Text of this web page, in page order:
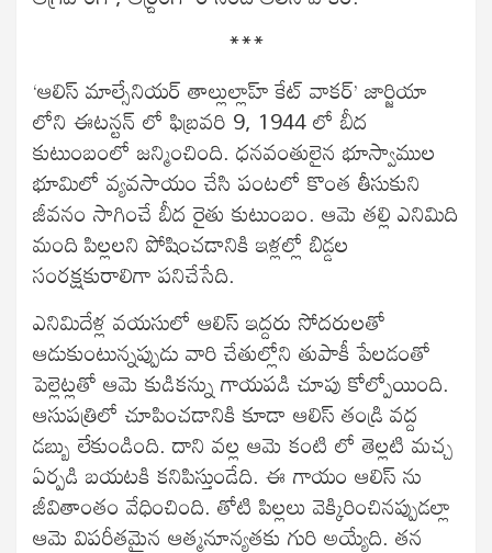
***
‘ఆలిస్ మాల్సేనియర్ తాల్లుల్లాహ్ కేట్ వాకర్’ జార్జియా
లోని ఈటన్టన్ లో ఫిబ్రవరి 9, 1944 లో బీద
కుటుంబంలో జన్మించింది. ధనవంతులైన భూస్వాముల
భూమిలో వ్యవసాయం చేసి పంటలో కొంత తీసుకుని
జీవనం సాగించే బీద రైతు కుటుంబం. ఆమె తల్లి ఎనిమిది
మంది పిల్లలని పోషించడానికి ఇళ్లల్లో బిడ్డల
సంరక్షకురాలిగా పనిచేసేది.
ఎనిమిదేళ్ల వయసులో ఆలిస్ ఇద్దరు సోదరులతో
ఆడుకుంటున్నప్పుడు వారి చేతుల్లోని తుపాకీ పేలడంతో
పెల్లెట్లతో ఆమె కుడికన్ను గాయపడి చూపు కోల్పోయింది.
ఆసుపత్రిలో చూపించడానికి కూడా ఆలిస్ తండ్రి వద్ద
డబ్బు లేకుండింది. దాని వల్ల ఆమె కంటి లో తెల్లటి మచ్చ
ఏర్పడి బయటకి కనిపిస్తుండేది. ఈ గాయం ఆలిస్ ను
జీవితాంతం వేధించింది. తోటి పిల్లలు వెక్కిరించినప్పుడల్లా
ఆమె విపరీతమైన ఆత్మనూన్యతకు గురి అయ్యేది. తన